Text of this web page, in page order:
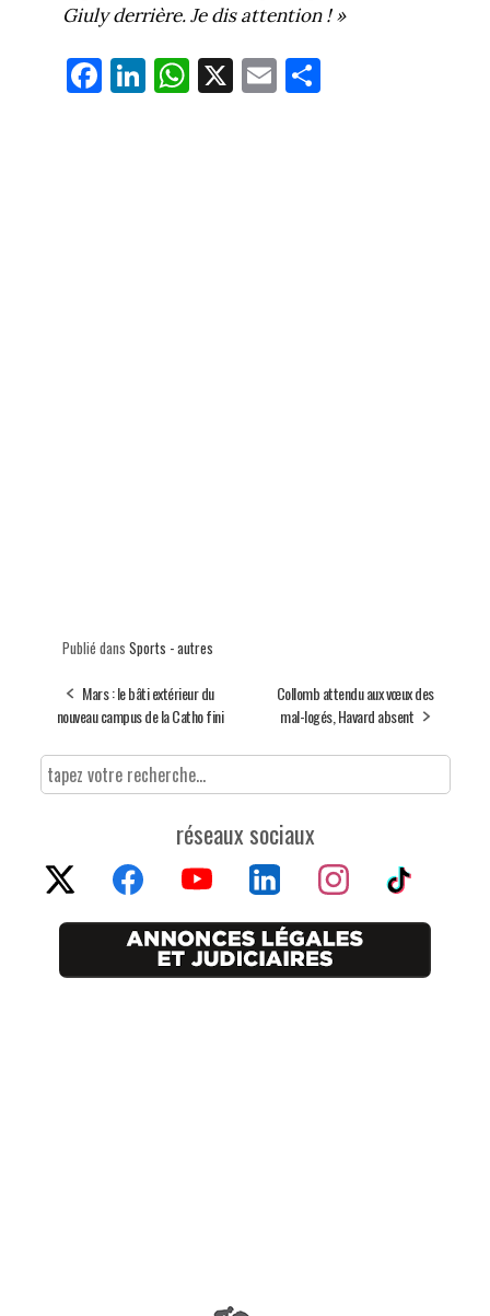
Giuly derrière. Je dis attention ! »
Fa
ce
Li
nk
W
ha
X E
m
Pa
Publié dans Sports - autres
Mars : le bâti extérieur du
nouveau campus de la Catho fini
Collomb attendu aux vœux des
mal-logés, Havard absent
réseaux sociaux